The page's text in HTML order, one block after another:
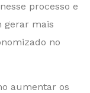
processo e
gerar mais
no
aumentar os